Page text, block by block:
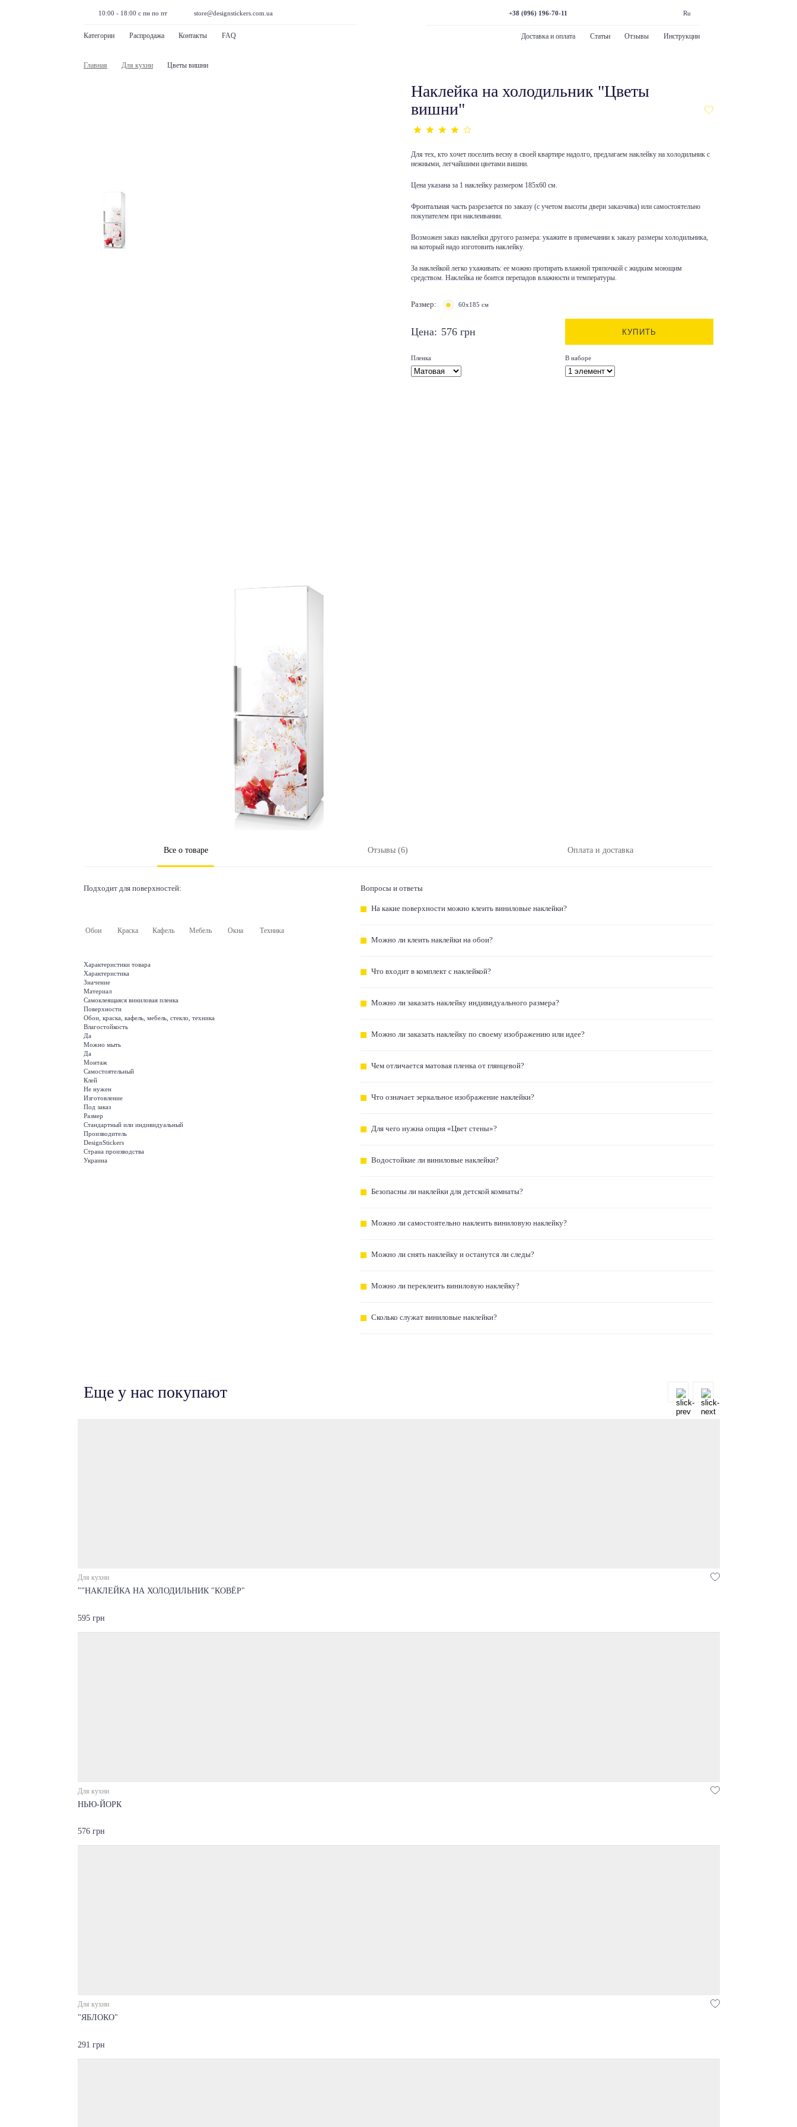
10:00 - 18:00 с пн по пт store@designstickers.com.ua
Категории Распродажа Контакты FAQ
+38 (096) 196-70-11 Ru
Доставка и оплата Статьи Отзывы Инструкции
Главная Для кухни Цветы вишни
Наклейка на холодильник "Цветы
вишни"
Для тех, кто хочет поселить весну в своей квартире надолго, предлагаем наклейку на холодильник с
нежными, легчайшими цветами вишни.
Цена указана за 1 наклейку размером 185х60 см.
Фронтальная часть разрезается по заказу (с учетом высоты двери заказчика) или самостоятельно
покупателем при наклеивании.
Возможен заказ наклейки другого размера: укажите в примечании к заказу размеры холодильника,
на который надо изготовить наклейку.
За наклейкой легко ухаживать: ее можно протирать влажной тряпочкой с жидким моющим
средством. Наклейка не боится перепадов влажности и температуры.
Размер: 60x185 см
Цена: 576 грн КУПИТЬ
Пленка В наборе
Все о товаре Отзывы (6) Оплата и доставка
Подходит для поверхностей:
Обои Краска Кафель Мебель Окна Техника
Характеристики товара
Характеристика
Значение
Материал
Самоклеящаяся виниловая пленка
Поверхности
Обои, краска, кафель, мебель, стекло, техника
Влагостойкость
Да
Можно мыть
Да
Монтаж
Самостоятельный
Клей
Не нужен
Изготовление
Под заказ
Размер
Стандартный или индивидуальный
Производитель
DesignStickers
Страна производства
Украина
Вопросы и ответы
На какие поверхности можно клеить виниловые наклейки?
Можно ли клеить наклейки на обои?
Что входит в комплект с наклейкой?
Можно ли заказать наклейку индивидуального размера?
Можно ли заказать наклейку по своему изображению или идее?
Чем отличается матовая пленка от глянцевой?
Что означает зеркальное изображение наклейки?
Для чего нужна опция «Цвет стены»?
Водостойкие ли виниловые наклейки?
Безопасны ли наклейки для детской комнаты?
Можно ли самостоятельно наклеить виниловую наклейку?
Можно ли снять наклейку и останутся ли следы?
Можно ли переклеить виниловую наклейку?
Сколько служат виниловые наклейки?
Еще у нас покупают
Для кухни
""НАКЛЕЙКА НА ХОЛОДИЛЬНИК "КОВЁР"
595 грн
Для кухни
НЬЮ-ЙОРК
576 грн
Для кухни
"ЯБЛОКО"
291 грн